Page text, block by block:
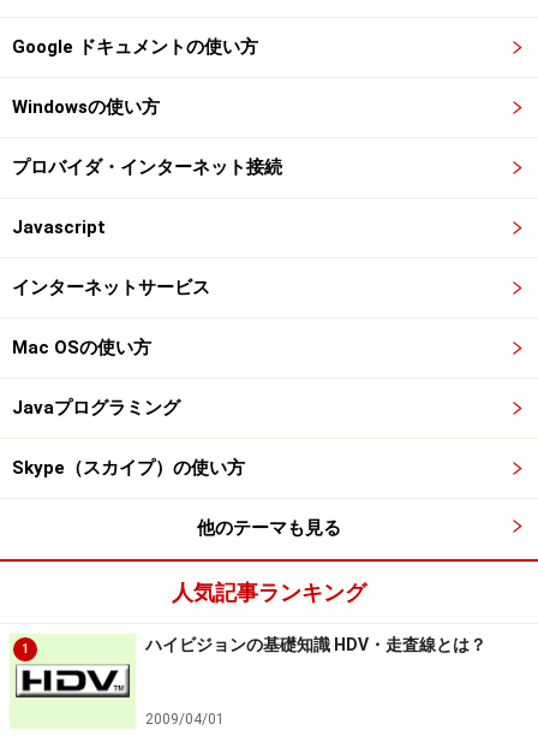
Google ドキュメントの使い方
Windowsの使い方
プロバイダ・インターネット接続
Javascript
インターネットサービス
Mac OSの使い方
Javaプログラミング
Skype（スカイプ）の使い方
他のテーマも見る
人気記事ランキング
1 ハイビジョンの基礎知識 HDV・走査線とは？
2009/04/01